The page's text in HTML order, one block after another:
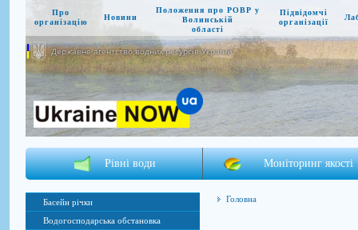
Про
організацію
Новини
Положення про РОВР у
Волинській
області
Підвідомчі
організації
Державне агентство водних ресурсів України
Рівні води Моніторинг якості
Басейн річки
Водогосподарська обстановка
Головна